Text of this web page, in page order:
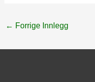
← Forrige Innlegg